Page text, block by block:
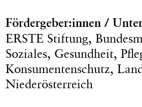
Fördergeber:innen /
ERSTE Stiftung,
Soziales, Gesundheit,
Konsumentenschutz,
Niederösterreich